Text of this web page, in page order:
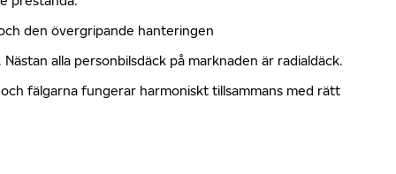
den övergripande hanteringen
alla personbilsdäck på marknaden är radialdäck.
fälgarna fungerar harmoniskt tillsammans med rätt